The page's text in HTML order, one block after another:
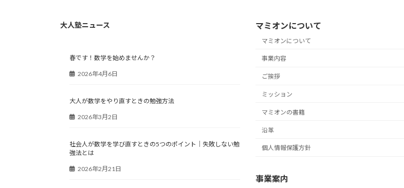
大人塾ニュース
春です！数学を始めませんか？
2026年4月6日
大人が数学をやり直すときの勉強方法
2026年3月2日
社会人が数学を学び直すときの5つのポイント｜失敗しない勉
強法とは
2026年2月21日
マミオンについて
マミオンについて
事業内容
ご挨拶
ミッション
マミオンの書籍
沿革
個人情報保護方針
事業案内